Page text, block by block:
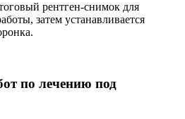
рентген-снимок для
затем устанавливается
по лечению под